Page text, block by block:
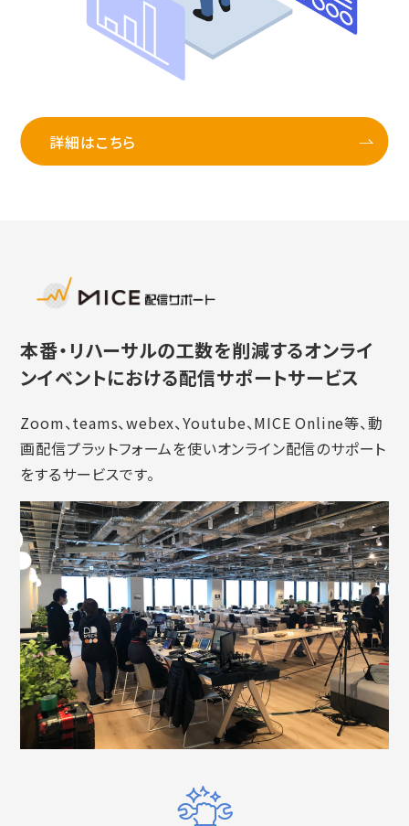
詳細はこちら
本番・リハーサルの工数を削減するオンライ
ンイベントにおける配信サポートサービス
Zoom、teams、webex、Youtube、MICE Online等、動
画配信プラットフォームを使いオンライン配信のサポート
をするサービスです。